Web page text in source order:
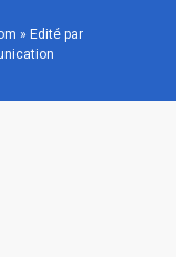
» Edité par